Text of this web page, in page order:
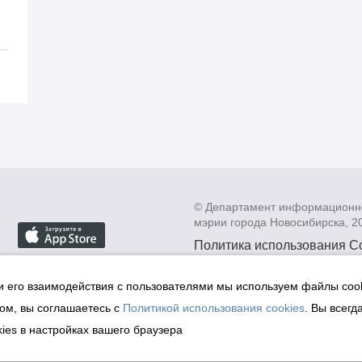
© Департамент
мэрии города Новосибирска,
Политика использования
данных в информационных
мэрии города
его взаимодействия с пользователями мы используем файлы
вы соглашаетесь с Политикой использования cookies . Вы
в настройках вашего браузера